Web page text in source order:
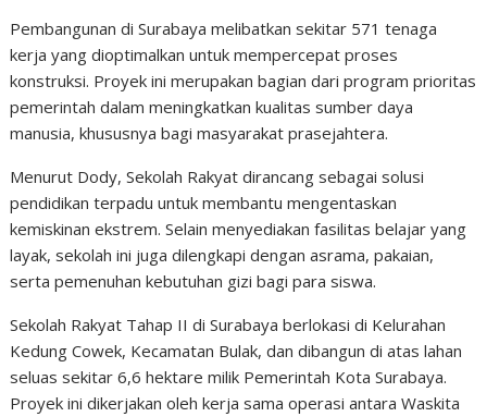
Pembangunan di Surabaya melibatkan sekitar 571 tenaga
kerja yang dioptimalkan untuk mempercepat proses
konstruksi. Proyek ini merupakan bagian dari program prioritas
pemerintah dalam meningkatkan kualitas sumber daya
manusia, khususnya bagi masyarakat prasejahtera.
Menurut Dody, Sekolah Rakyat dirancang sebagai solusi
pendidikan terpadu untuk membantu mengentaskan
kemiskinan ekstrem. Selain menyediakan fasilitas belajar yang
layak, sekolah ini juga dilengkapi dengan asrama, pakaian,
serta pemenuhan kebutuhan gizi bagi para siswa.
Sekolah Rakyat Tahap II di Surabaya berlokasi di Kelurahan
Kedung Cowek, Kecamatan Bulak, dan dibangun di atas lahan
seluas sekitar 6,6 hektare milik Pemerintah Kota Surabaya.
Proyek ini dikerjakan oleh kerja sama operasi antara Waskita